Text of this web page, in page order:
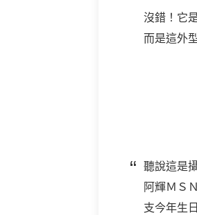
沒錯！它
而是這外
聽說這是
阿輝ＭＳ
支今年生